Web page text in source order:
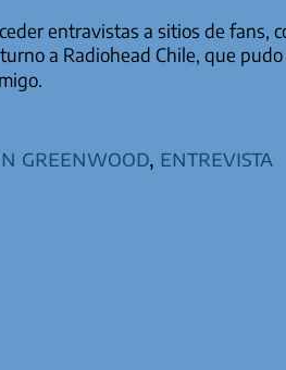
entravistas a sitios de fans,
a Radiohead Chile, que
greenwood, entrevista